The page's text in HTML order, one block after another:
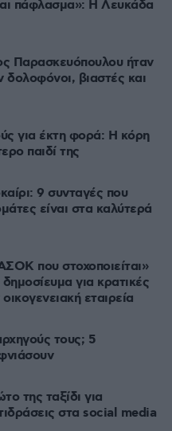
πάφλασμα»: Η Λευκάδα
Παρασκευόπουλου ήταν
βιαστές και
για έκτη φορά: Η κόρη
παιδί της
9 συνταγές που
είναι στα καλύτερά
που στοχοποιείται»
για κρατικές
εταιρεία
τους; 5
της ταξίδι για
στα social media